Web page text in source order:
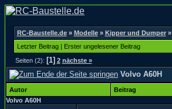
RC-Baustelle.de» Modelle» Kipper und Dumper»
Letzter Beitrag| Erster ungelesener Beitrag
Seiten (2): [1] 2 nächste »
Volvo A60H
Autor
Beitrag
Volvo A60H